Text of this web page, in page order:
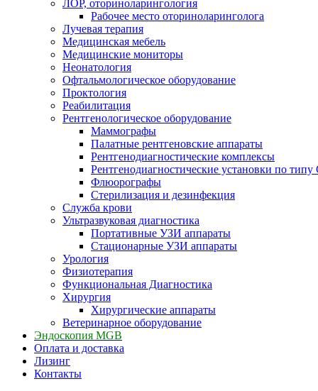
ЛОР, оториноларингология
Рабочее место оториноларинголога
Лучевая терапия
Медицинская мебель
Медицинские мониторы
Неонатология
Офтальмологическое оборудование
Проктология
Реабилитация
Рентгенологическое оборудование
Маммографы
Палатные рентгеновские аппараты
Рентгенодиагностические комплексы
Рентгенодиагностические установки по типу
Флюорографы
Стерилизация и дезинфекция
Служба крови
Ультразвуковая диагностика
Портативные УЗИ аппараты
Стационарные УЗИ аппараты
Урология
Физиотерапия
Функциональная Диагностика
Хирургия
Хирургические аппараты
Ветеринарное оборудование
Эндоскопия MGB
Оплата и доставка
Лизинг
Контакты